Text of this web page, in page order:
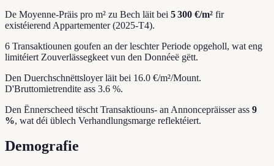
De Moyenne-Präis pro m² zu Bech läit bei 5 300 €/m² fir
existéierend Appartementer (2025-T4).
6 Transaktiounen goufen an der leschter Periode opgeholl, wat eng
limitéiert Zouverlässegkeet vun den Donnéeë gëtt.
Den Duerchschnëttsloyer läit bei 16.0 €/m²/Mount.
D'Bruttomietrendite ass 3.6 %.
Den Ënnerscheed tëscht Transaktiouns- an Annoncepräisser ass 9
%, wat déi üblech Verhandlungsmarge reflektéiert.
Demografie